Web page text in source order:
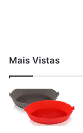
Mais Vistas